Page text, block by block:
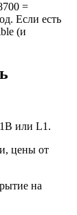
=
Если есть
(и
или L1.
цены от
на